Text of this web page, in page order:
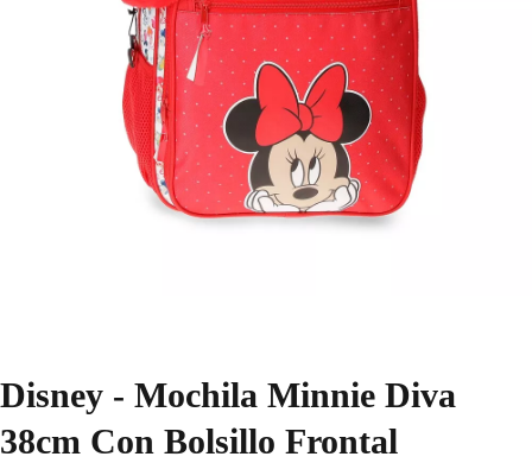
Disney - Mochila Minnie Diva
38cm Con Bolsillo Frontal